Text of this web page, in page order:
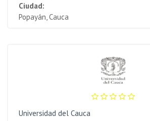
Ciudad:
Popayán, Cauca
Universidad del Cauca